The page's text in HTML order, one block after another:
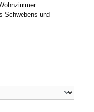
Schwebens und